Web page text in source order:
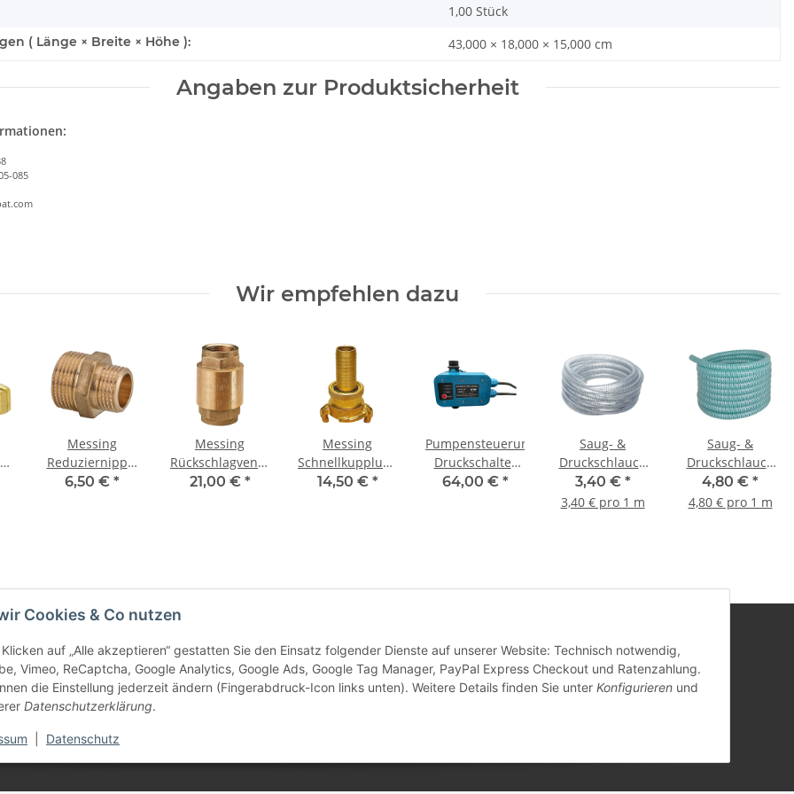
Cookies & Co nutzen
auf „Alle akzeptieren“ gestatten Sie den Einsatz folgender Dienste auf unserer Website: Technisch notwendig,
Vimeo, ReCaptcha, Google Analytics, Google Ads, Google Tag Manager, PayPal Express Checkout und Ratenzahlung.
die Einstellung jederzeit ändern (Fingerabdruck-Icon links unten). Weitere Details finden Sie unter Konfigurieren und
Datenschutzerklärung.
Datenschutz
1,00 Stück
( Länge × Breite × Höhe ): 43,000 × 18,000 × 15,000 cm
Angaben zur Produktsicherheit
085
Wir empfehlen dazu
Messing
Reduziernippel
AG x AG 1" x 1
6,50 € *
Messing
Rückschlagventil
"Europa" IG x IG
21,00 € *
Messing
Schnellkupplung
mit Saug- /
14,50 € *
Pumpensteuerung
Druckschalter
Druckwächter
64,00 € *
Saug- &
Druckschlauch
mit Metall-
Spirale -
3,40 € *
3,40 € pro 1 m
Saug- &
Druckschlauch
mit PVC-Spirale -
Meterware DN
4,80 € *
4,80 € pro 1 m
Informationen